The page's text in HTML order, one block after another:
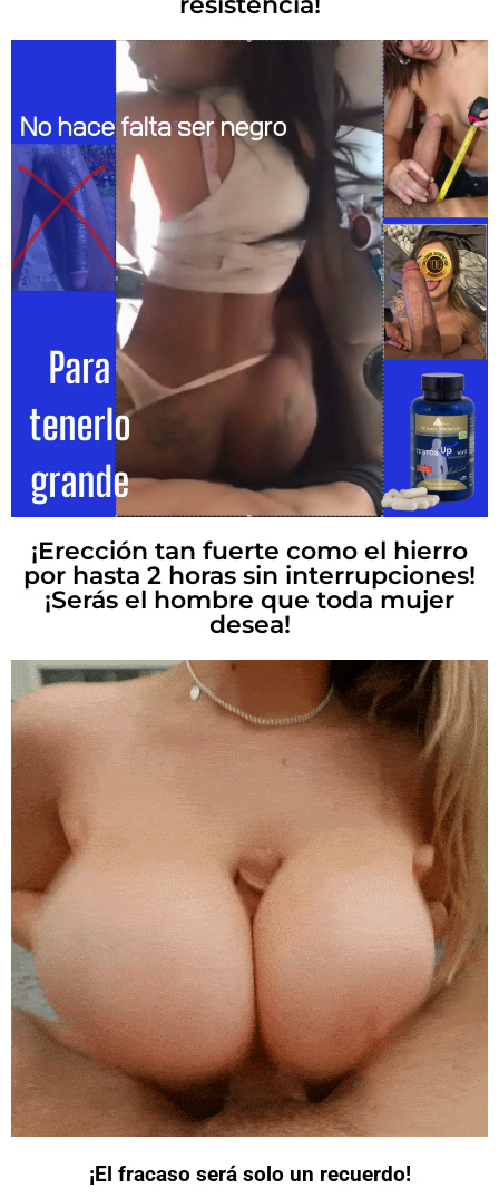
¡Erección tan fuerte como el hierro
por hasta 2 horas sin interrupciones!
¡Serás el hombre que toda mujer
desea!
¡El fracaso será solo un recuerdo!